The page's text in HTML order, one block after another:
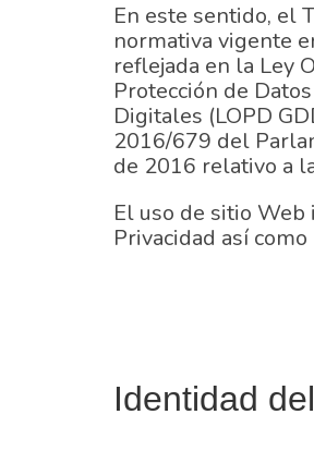
En este sentido, el
normativa vigente
reflejada en la Ley
Protección de
Digitales (LOPD
2016/679 del
de 2016 relativo a
El uso de sitio
Privacidad así
Identidad